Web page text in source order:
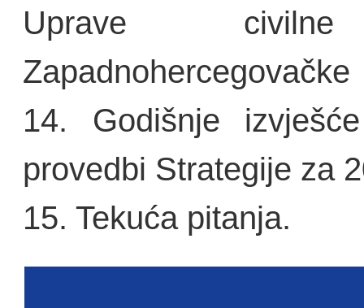
Uprave
Zapadnohercegovačke
14. Godišnje
provedbi Strategije za
15. Tekuća pitanja.